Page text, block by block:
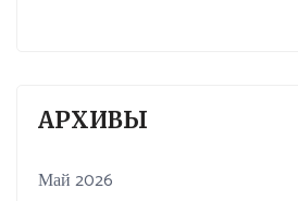
АРХИВЫ
Май 2026